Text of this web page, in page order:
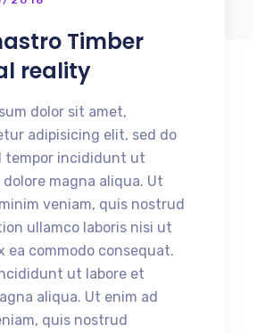
Timber
reality
dolor sit amet,
adipisicing elit, sed do
tempor incididunt ut
dolore magna aliqua. Ut
veniam, quis nostrud
ullamco laboris nisi ut
ea commodo consequat.
ut labore et
aliqua. Ut enim ad
quis nostrud